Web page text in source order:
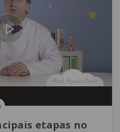
etapas no